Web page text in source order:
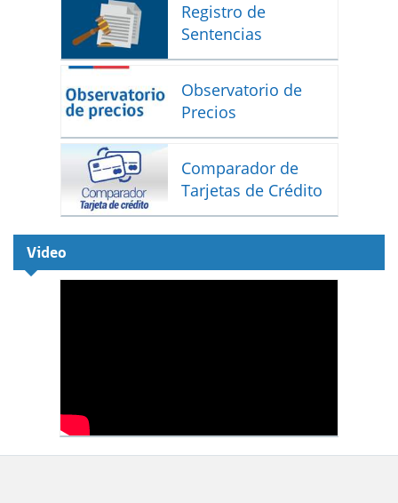
Registro de
Sentencias
Observatorio de
Precios
Comparador de
Tarjetas de Crédito
Video